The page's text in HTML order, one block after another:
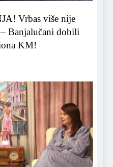
Vrbas više nije
Banjalučani dobili
KM!